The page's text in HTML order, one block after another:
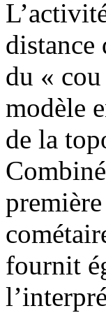
distance
du «
modèle
de la
fournit